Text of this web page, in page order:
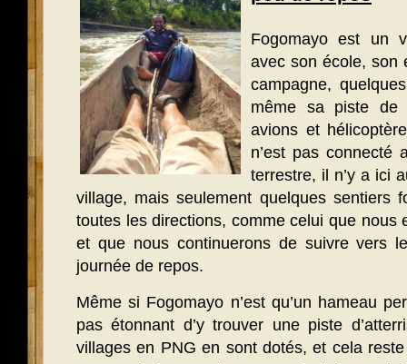
.
Fogomayo est un
avec son école, son
campagne,
même sa piste de
avions et
n’est pas connecté
terrestre, il n’y a ici
village, mais seulement quelques sentiers
toutes les directions, comme celui que nous
et que nous continuerons de suivre vers
journée de repos.
Même si Fogomayo n’est qu’un hameau
pas étonnant d’y trouver une piste
villages en PNG en sont dotés, et cela